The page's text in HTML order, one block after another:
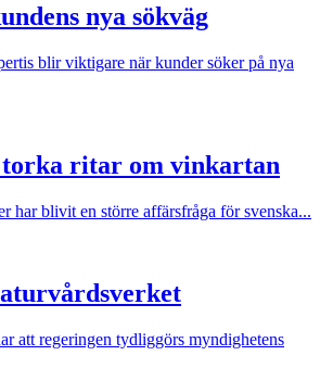
nya sökväg
blir viktigare när kunder söker på nya
ritar om vinkartan
har blivit en större affärsfråga för svenska...
att regeringen tydliggörs myndighetens